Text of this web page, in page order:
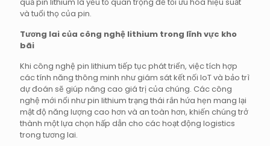
và tuổi thọ của pin.
Tương lai của công nghệ lithium trong lĩnh vực kho
bãi
Khi công nghệ pin lithium tiếp tục phát triển, việc tích hợp
các tính năng thông minh như giám sát kết nối IoT và bảo trì
dự đoán sẽ giúp nâng cao giá trị của chúng. Các công
nghệ mới nổi như pin lithium trạng thái rắn hứa hẹn mang lại
mật độ năng lượng cao hơn và an toàn hơn, khiến chúng trở
thành một lựa chọn hấp dẫn cho các hoạt động logistics
trong tương lai.